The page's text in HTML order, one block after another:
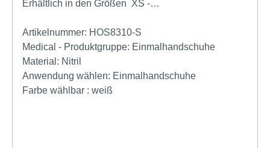
Erhältlich in den Größen XS -
Einmalhandschuheweißunsteril Rollrand puderfrei
hergestellt nach EN 455 Länge: 300 mmfür
Lebensmittelkontakt beidseitig tragbar medizinische
Untersuchungshandschuhe mikrogeraute
Fingerspitzen AQL 1,5
Artikelnummer: HOS8310-S
Medical - Produktgruppe: Einmalhandschuhe
Material: Nitril
Anwendung wählen: Einmalhandschuhe
Farbe wählbar : weiß